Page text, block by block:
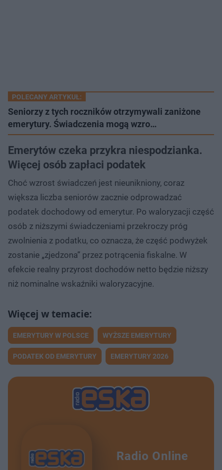
POLECANY ARTYKUŁ:
Seniorzy z tych roczników otrzymywali zaniżone
emerytury. Świadczenia mogą wzro…
Emerytów czeka przykra niespodzianka.
Więcej osób zapłaci podatek
Choć wzrost świadczeń jest nieunikniony, coraz
większa liczba seniorów zacznie odprowadzać
podatek dochodowy od emerytur. Po waloryzacji część
osób z niższymi świadczeniami przekroczy próg
zwolnienia z podatku, co oznacza, że część podwyżek
zostanie „zjedzona” przez potrącenia fiskalne. W
efekcie realny przyrost dochodów netto będzie niższy
niż nominalne wskaźniki waloryzacyjne.
EMERYTURY W POLSCE WYŻSZE EMERYTURY
PODATEK OD EMERYTURY EMERYTURY 2026
Radio Online